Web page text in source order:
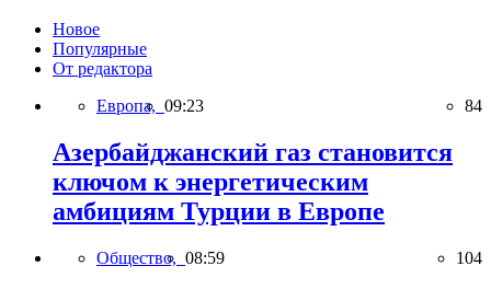
Новое
Популярные
От редактора
Европа, 09:23 84
Азербайджанский газ становится
ключом к энергетическим
амбициям Турции в Европе
Общество, 08:59 104